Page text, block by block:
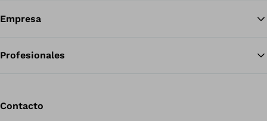
Empresa
Profesionales
Contacto